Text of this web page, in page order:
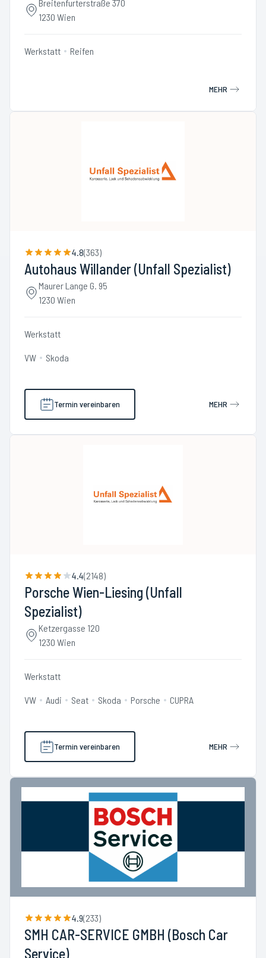
Breitenfurterstraße 370
1230 Wien
Werkstatt Reifen
MEHR
4.8(363)
Autohaus Willander (Unfall Spezialist)
Maurer Lange G. 95
1230 Wien
Werkstatt
VW Skoda
Termin vereinbaren MEHR
4.4(2148)
Porsche Wien-Liesing (Unfall
Spezialist)
Ketzergasse 120
1230 Wien
Werkstatt
VW Audi Seat Skoda Porsche CUPRA
Termin vereinbaren MEHR
4.9(233)
SMH CAR-SERVICE GMBH (Bosch Car
Service)